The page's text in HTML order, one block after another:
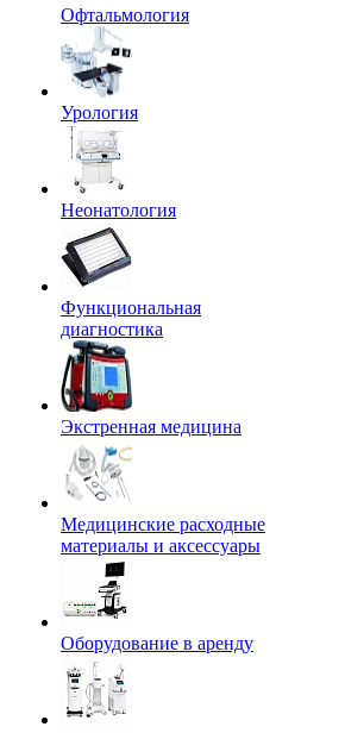
Офтальмология
Урология
Неонатология
Функциональная
диагностика
Экстренная медицина
Медицинские расходные
материалы и аксессуары
Оборудование в аренду